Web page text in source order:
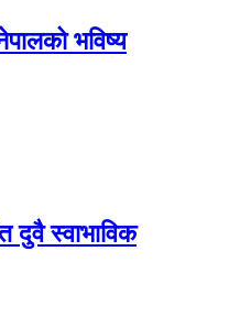
भविष्य
दुवै स्वाभाविक